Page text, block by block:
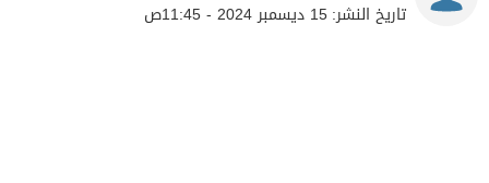
تاريخ النشر:15 ديسمبر 2024 - 11:45ص